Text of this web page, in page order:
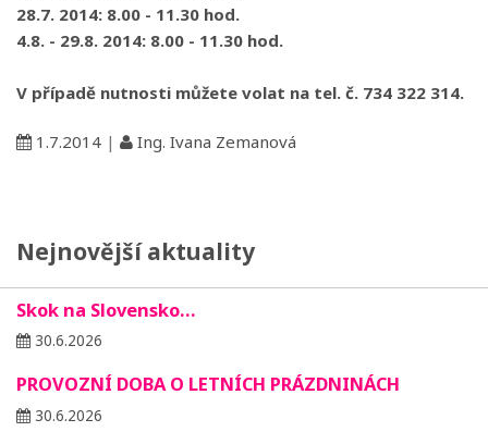
28.7. 2014: 8.00 - 11.30 hod.
4.8. - 29.8. 2014: 8.00 - 11.30 hod.
V případě nutnosti můžete volat na tel. č. 734 322 314.
1.7.2014 | Ing. Ivana Zemanová
Nejnovější aktuality
Skok na Slovensko…
30.6.2026
PROVOZNÍ DOBA O LETNÍCH PRÁZDNINÁCH
30.6.2026